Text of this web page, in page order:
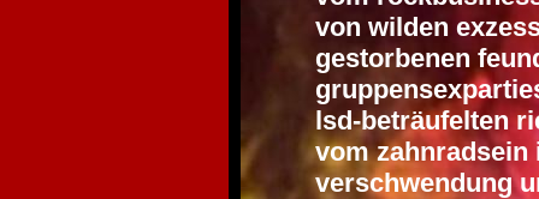
von wilden
gestorbenen
lsd-beträufelten
vom zahnradsein
verschwendung